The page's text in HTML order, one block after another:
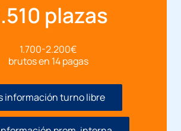
plazas
1.700-2.200€
brutos en 14 pagas
información turno libre